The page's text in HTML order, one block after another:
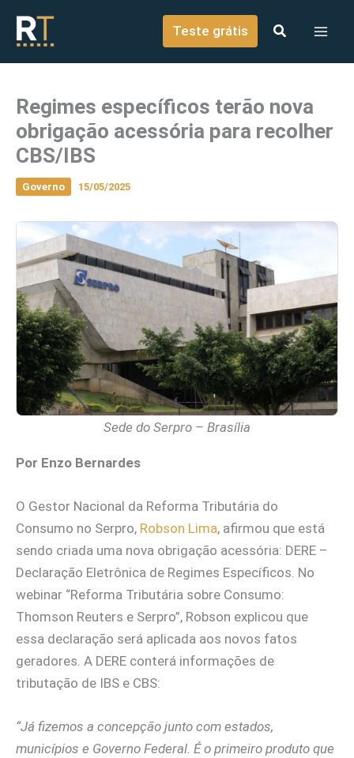
conteúdo
Teste grátis
Regimes específicos terão nova
obrigação acessória para recolher
CBS/IBS
Governo 15/05/2025
Sede do Serpro – Brasília
Por Enzo Bernardes
O Gestor Nacional da Reforma Tributária do
Consumo no Serpro, Robson Lima, afirmou que está
sendo criada uma nova obrigação acessória: DERE –
Declaração Eletrônica de Regimes Específicos. No
webinar “Reforma Tributária sobre Consumo:
Thomson Reuters e Serpro”, Robson explicou que
essa declaração será aplicada aos novos fatos
geradores. A DERE conterá informações de
tributação de IBS e CBS:
“Já fizemos a concepção junto com estados,
municípios e Governo Federal. É o primeiro produto que